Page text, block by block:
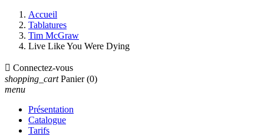
Accueil
Tablatures
Tim McGraw
Live Like You Were Dying
 Connectez-vous
shopping_cart Panier (0)
menu
Présentation
Catalogue
Tarifs